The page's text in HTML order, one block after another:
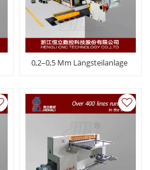
0,2–0,5 Mm Längsteilanlage